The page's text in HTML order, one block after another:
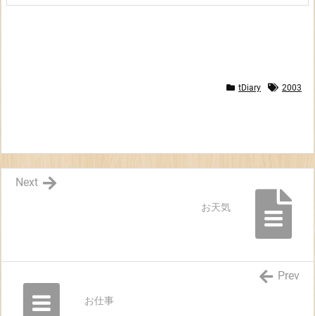
tDiary 2003
お天気
Next
お仕事
Prev